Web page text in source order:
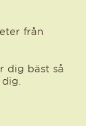
från
dig bäst så